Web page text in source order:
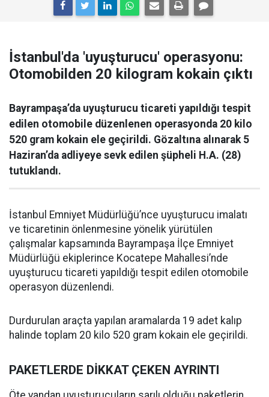
İstanbul'da 'uyuşturucu' operasyonu:
Otomobilden 20 kilogram kokain çıktı
Bayrampaşa’da uyuşturucu ticareti yapıldığı tespit
edilen otomobile düzenlenen operasyonda 20 kilo
520 gram kokain ele geçirildi. Gözaltına alınarak 5
Haziran’da adliyeye sevk edilen şüpheli H.A. (28)
tutuklandı.
İstanbul Emniyet Müdürlüğü’nce uyuşturucu imalatı
ve ticaretinin önlenmesine yönelik yürütülen
çalışmalar kapsamında Bayrampaşa İlçe Emniyet
Müdürlüğü ekiplerince Kocatepe Mahallesi’nde
uyuşturucu ticareti yapıldığı tespit edilen otomobile
operasyon düzenlendi.
Durdurulan araçta yapılan aramalarda 19 adet kalıp
halinde toplam 20 kilo 520 gram kokain ele geçirildi.
PAKETLERDE DİKKAT ÇEKEN AYRINTI